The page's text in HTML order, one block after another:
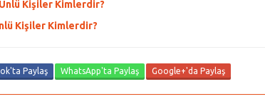
Kişiler Kimlerdir?
Kişiler Kimlerdir?
Paylaş WhatsApp'ta Paylaş Google+'da Paylaş